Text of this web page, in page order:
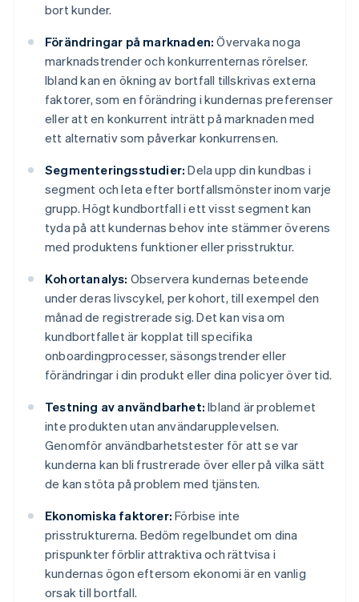
bort kunder.
Förändringar på marknaden: Övervaka noga
marknadstrender och konkurrenternas rörelser.
Ibland kan en ökning av bortfall tillskrivas externa
faktorer, som en förändring i kundernas preferenser
eller att en konkurrent inträtt på marknaden med
ett alternativ som påverkar konkurrensen.
Segmenteringsstudier: Dela upp din kundbas i
segment och leta efter bortfallsmönster inom varje
grupp. Högt kundbortfall i ett visst segment kan
tyda på att kundernas behov inte stämmer överens
med produktens funktioner eller prisstruktur.
Kohortanalys: Observera kundernas beteende
under deras livscykel, per kohort, till exempel den
månad de registrerade sig. Det kan visa om
kundbortfallet är kopplat till specifika
onboardingprocesser, säsongstrender eller
förändringar i din produkt eller dina policyer över tid.
Testning av användbarhet: Ibland är problemet
inte produkten utan användarupplevelsen.
Genomför användbarhetstester för att se var
kunderna kan bli frustrerade över eller på vilka sätt
de kan stöta på problem med tjänsten.
Ekonomiska faktorer: Förbise inte
prisstrukturerna. Bedöm regelbundet om dina
prispunkter förblir attraktiva och rättvisa i
kundernas ögon eftersom ekonomi är en vanlig
orsak till bortfall.